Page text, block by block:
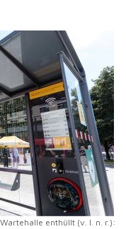
enthüllt (v. l. n. r.):